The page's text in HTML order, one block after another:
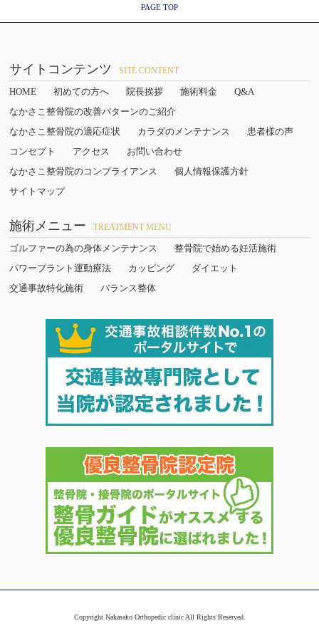
PAGE TOP
サイトコンテンツ SITE CONTENT
HOME 初めての方へ 院長挨拶 施術料金
Q&A
なかさこ整骨院の改善パターンのご紹介
なかさこ整骨院の適応症状
カラダのメンテナンス
患者様の声
コンセプト
アクセス
お問い合わせ
なかさこ整骨院のコンプライアンス
個人情報保護方針
サイトマップ
施術メニュー TREATMENT MENU
ゴルファーの為の身体メンテナンス
整骨院で始める妊活施術
パワープラント運動療法
カッピング
ダイエット
交通事故特化施術
バランス整体
Copyright Nakasako Orthopedic clinic All Rights Reserved.